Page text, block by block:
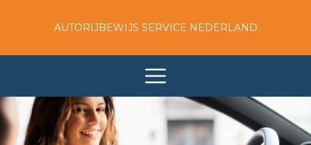
AUTORIJBEWIJS SERVICE NEDERLAND